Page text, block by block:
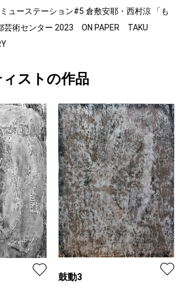
ューステーション#5 倉敷安耶・西村涼 「も
術センター 2023 ON PAPER TAKU
ストの作品
鼓動3